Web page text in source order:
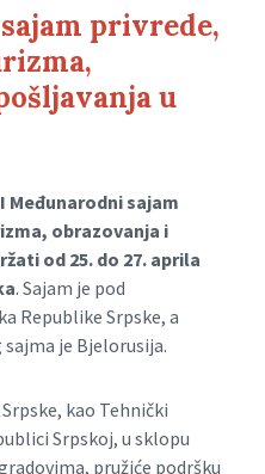
privrede,
u
Međunarodni sajam
obrazovanja i
od 25. do 27. aprila
. Sajam je pod
Republike Srpske, a
je Bjelorusija.
kao Tehnički
Srpskoj, u sklopu
pružiće podršku